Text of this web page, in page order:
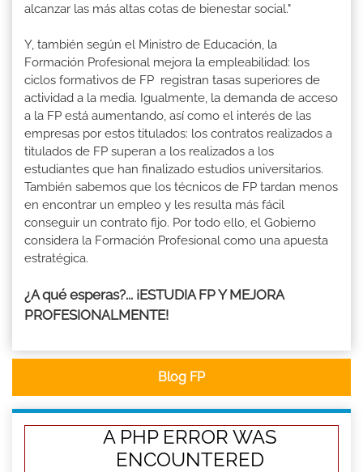
alcanzar las más altas cotas de bienestar social."
Y, también según el Ministro de Educación, la
Formación Profesional mejora la empleabilidad: los
ciclos formativos de FP registran tasas superiores de
actividad a la media. Igualmente, la demanda de acceso
a la FP está aumentando, así como el interés de las
empresas por estos titulados: los contratos realizados a
titulados de FP superan a los realizados a los
estudiantes que han finalizado estudios universitarios.
También sabemos que los técnicos de FP tardan menos
en encontrar un empleo y les resulta más fácil
conseguir un contrato fijo. Por todo ello, el Gobierno
considera la Formación Profesional como una apuesta
estratégica.
¿A qué esperas?... ¡ESTUDIA FP Y MEJORA
PROFESIONALMENTE!
Blog FP
A PHP ERROR WAS
ENCOUNTERED